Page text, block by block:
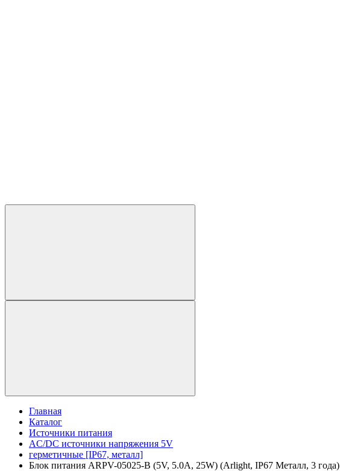
Главная
Каталог
Источники питания
AC/DC источники напряжения 5V
герметичные [IP67, металл]
Блок питания ARPV-05025-B (5V, 5.0A, 25W) (Arlight, IP67 Металл, 3 года)